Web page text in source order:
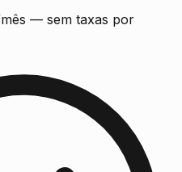
— sem taxas por